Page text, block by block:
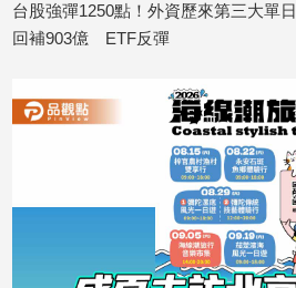
台股強彈1250點！外資歷來第三大單日
回補903億 ETF反彈